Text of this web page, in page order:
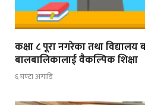
कक्षा ८ पूरा नगरेका तथा विद्यालय
बालबालिकालाई वैकल्पिक शिक्षा
६ घण्टा अगाडि